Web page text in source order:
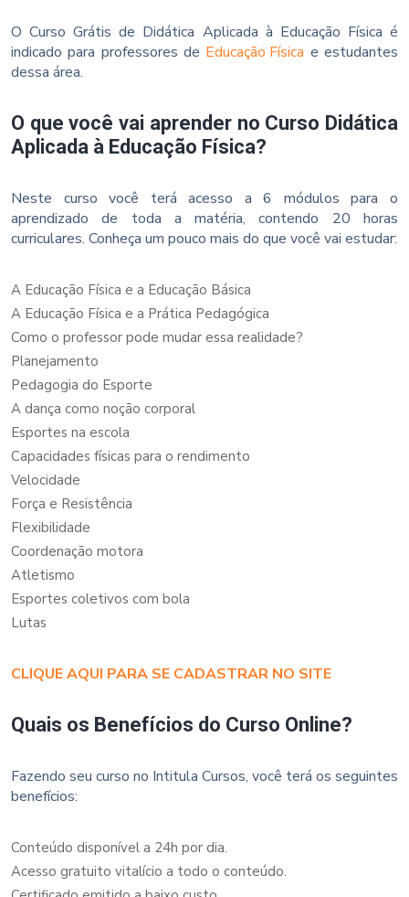
O Curso Grátis de Didática Aplicada à Educação Física é
indicado para professores de Educação Física e estudantes
dessa área.
O que você vai aprender no Curso Didática
Aplicada à Educação Física?
Neste curso você terá acesso a 6 módulos para o
aprendizado de toda a matéria, contendo 20 horas
curriculares. Conheça um pouco mais do que você vai estudar:
A Educação Física e a Educação Básica
A Educação Física e a Prática Pedagógica
Como o professor pode mudar essa realidade?
Planejamento
Pedagogia do Esporte
A dança como noção corporal
Esportes na escola
Capacidades físicas para o rendimento
Velocidade
Força e Resistência
Flexibilidade
Coordenação motora
Atletismo
Esportes coletivos com bola
Lutas
CLIQUE AQUI PARA SE CADASTRAR NO SITE
Quais os Benefícios do Curso Online?
Fazendo seu curso no Intitula Cursos, você terá os seguintes
benefícios:
Conteúdo disponível a 24h por dia.
Acesso gratuito vitalício a todo o conteúdo.